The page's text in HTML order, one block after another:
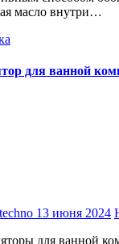
масло внутри…
для ванной
techno 13 июня 2024
для ванной